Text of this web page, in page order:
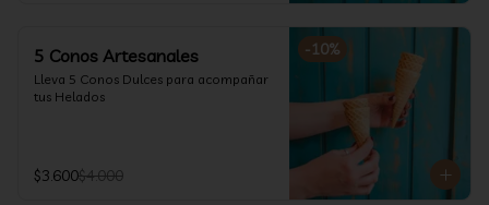
-10%
5 Conos Artesanales
Lleva 5 Conos Dulces para acompañar
tus Helados
$3.600$4.000